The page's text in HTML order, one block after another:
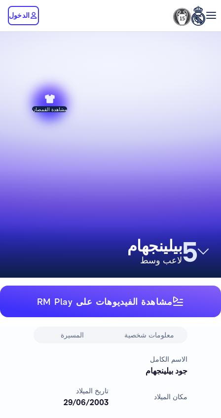
الدخول
5بيلينجهام
لاعب وسط
مشاهدة الفيديوهات على RM Play
مشاهدة القمصان
معلومات شخصية المسيرة
الاسم الكامل
جود بيلينجهام
مكان الميلاد
تاريخ الميلاد
29/06/2003